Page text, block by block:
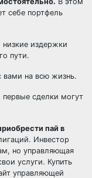
себе портфель
издержки
пути.
вами на всю жизнь.
первые сделки могут
пай в
Инвестор
но управляющая
услуги. Купить
управляющей